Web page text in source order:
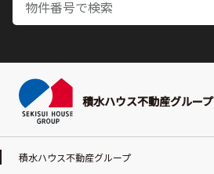
積水ハウス不動産グループ
積水ハウス不動産グループ